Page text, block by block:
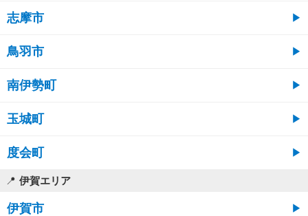
志摩市
鳥羽市
南伊勢町
玉城町
度会町
伊賀エリア
伊賀市